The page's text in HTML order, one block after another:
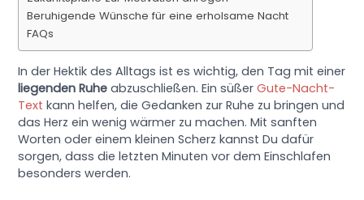
Beruhigende Wünsche für eine erholsame Nacht
FAQs
In der Hektik des Alltags ist es wichtig, den Tag mit einer
liegenden Ruhe abzuschließen. Ein süßerGute-Nacht-
Text kann helfen, die Gedanken zur Ruhe zu bringen und
das Herz ein wenig wärmer zu machen. Mit sanften
Worten oder einem kleinen Scherz kannst Du dafür
sorgen, dass die letzten Minuten vor dem Einschlafen
besonders werden.